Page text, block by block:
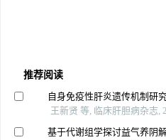
推荐阅读
自身免疫性肝炎遗传机制研
王新贤 等, 临床肝胆病杂志,
基于代谢组学探讨益气养阴